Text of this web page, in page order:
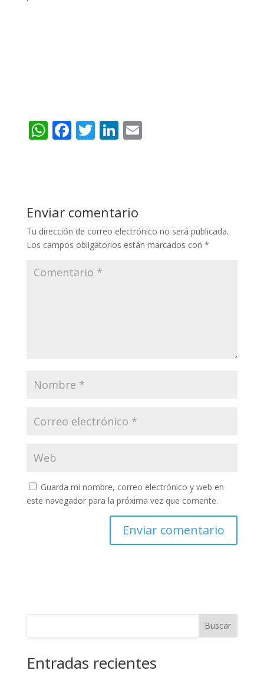
W
h
A
p
p
F
ac
o
o
k
T
w
Li
n
dI
n
E
Enviar comentario
Tu dirección de correo electrónico no será publicada.
Los campos obligatorios están marcados con *
Guarda mi nombre, correo electrónico y web en
este navegador para la próxima vez que comente.
Buscar
Entradas recientes